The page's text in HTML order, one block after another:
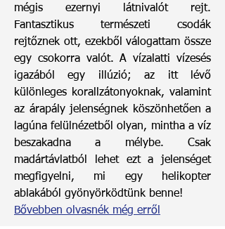
mégis ezernyi látnivalót rejt.
Fantasztikus természeti csodák
rejtőznek ott, ezekből válogattam össze
egy csokorra valót. A vízalatti vízesés
igazából egy illúzió; az itt lévő
különleges korallzátonyoknak, valamint
az árapály jelenségnek köszönhetően a
lagúna felülnézetből olyan, mintha a víz
beszakadna a mélybe. Csak
madártávlatból lehet ezt a jelenséget
megfigyelni, mi egy helikopter
ablakából gyönyörködtünk benne!
Bővebben olvasnék még erről